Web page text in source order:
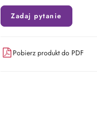
Zadaj pytanie
Pobierz produkt do PDF